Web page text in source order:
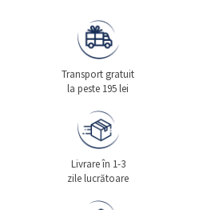
Transport gratuit
la peste 195 lei
Livrare în 1-3
zile lucrătoare